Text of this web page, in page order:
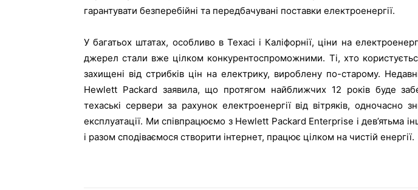
гарантувати безперебійні та передбачувані поставки електроенергії.
У багатьох штатах, особливо в Техасі і Каліфорнії, ціни на
джерел стали вже цілком конкурентоспроможними. Ті, хто
захищені від стрибків цін на електрику, вироблену по-старому.
Hewlett Packard заявила, що протягом найближчих 12 років буде
техаські сервери за рахунок електроенергії від вітряків, одночасно
експлуатації. Ми співпрацюємо з Hewlett Packard Enterprise і дев’ятьма
і разом сподіваємося створити інтернет, працює цілком на чистій енергії.